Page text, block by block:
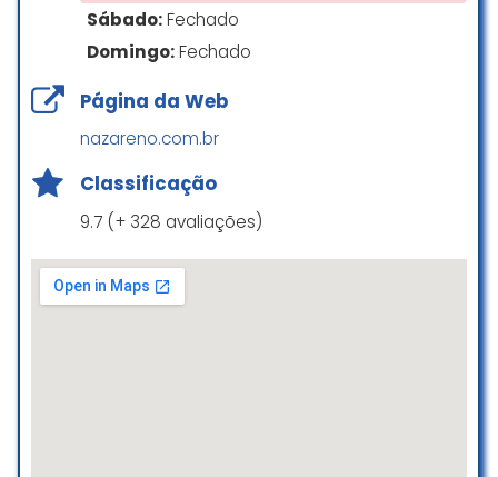
Sábado:Fechado
Domingo:Fechado
Página da Web
nazareno.com.br
Classificação
9.7 (+ 328 avaliações)